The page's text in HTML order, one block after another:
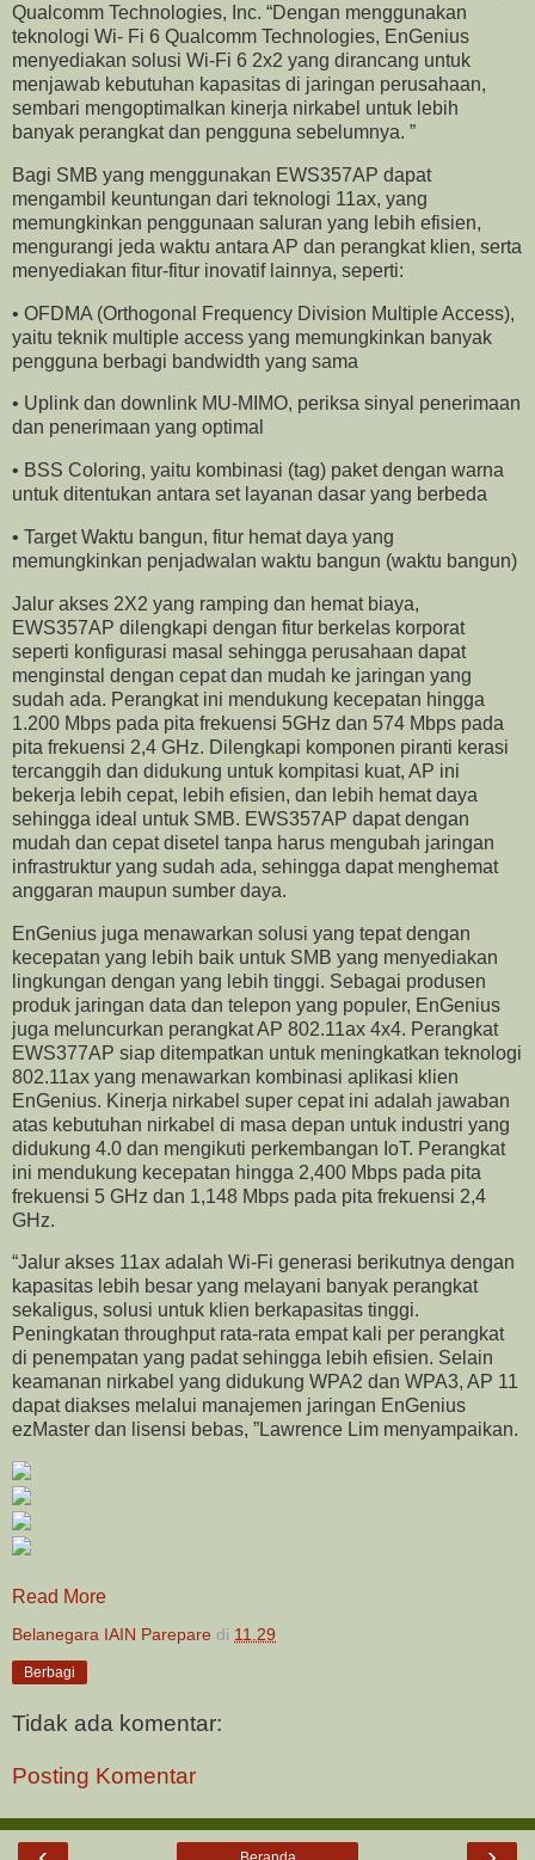
Qualcomm Technologies, Inc. “Dengan menggunakan
teknologi Wi- Fi 6 Qualcomm Technologies, EnGenius
menyediakan solusi Wi-Fi 6 2x2 yang dirancang untuk
menjawab kebutuhan kapasitas di jaringan perusahaan,
sembari mengoptimalkan kinerja nirkabel untuk lebih
banyak perangkat dan pengguna sebelumnya. ”
Bagi SMB yang menggunakan EWS357AP dapat
mengambil keuntungan dari teknologi 11ax, yang
memungkinkan penggunaan saluran yang lebih efisien,
mengurangi jeda waktu antara AP dan perangkat klien, serta
menyediakan fitur-fitur inovatif lainnya, seperti:
• OFDMA (Orthogonal Frequency Division Multiple Access),
yaitu teknik multiple access yang memungkinkan banyak
pengguna berbagi bandwidth yang sama
• Uplink dan downlink MU-MIMO, periksa sinyal penerimaan
dan penerimaan yang optimal
• BSS Coloring, yaitu kombinasi (tag) paket dengan warna
untuk ditentukan antara set layanan dasar yang berbeda
• Target Waktu bangun, fitur hemat daya yang
memungkinkan penjadwalan waktu bangun (waktu bangun)
Jalur akses 2X2 yang ramping dan hemat biaya,
EWS357AP dilengkapi dengan fitur berkelas korporat
seperti konfigurasi masal sehingga perusahaan dapat
menginstal dengan cepat dan mudah ke jaringan yang
sudah ada. Perangkat ini mendukung kecepatan hingga
1.200 Mbps pada pita frekuensi 5GHz dan 574 Mbps pada
pita frekuensi 2,4 GHz. Dilengkapi komponen piranti kerasi
tercanggih dan didukung untuk kompitasi kuat, AP ini
bekerja lebih cepat, lebih efisien, dan lebih hemat daya
sehingga ideal untuk SMB. EWS357AP dapat dengan
mudah dan cepat disetel tanpa harus mengubah jaringan
infrastruktur yang sudah ada, sehingga dapat menghemat
anggaran maupun sumber daya.
EnGenius juga menawarkan solusi yang tepat dengan
kecepatan yang lebih baik untuk SMB yang menyediakan
lingkungan dengan yang lebih tinggi. Sebagai produsen
produk jaringan data dan telepon yang populer, EnGenius
juga meluncurkan perangkat AP 802.11ax 4x4. Perangkat
EWS377AP siap ditempatkan untuk meningkatkan teknologi
802.11ax yang menawarkan kombinasi aplikasi klien
EnGenius. Kinerja nirkabel super cepat ini adalah jawaban
atas kebutuhan nirkabel di masa depan untuk industri yang
didukung 4.0 dan mengikuti perkembangan IoT. Perangkat
ini mendukung kecepatan hingga 2,400 Mbps pada pita
frekuensi 5 GHz dan 1,148 Mbps pada pita frekuensi 2,4
GHz.
“Jalur akses 11ax adalah Wi-Fi generasi berikutnya dengan
kapasitas lebih besar yang melayani banyak perangkat
sekaligus, solusi untuk klien berkapasitas tinggi.
Peningkatan throughput rata-rata empat kali per perangkat
di penempatan yang padat sehingga lebih efisien. Selain
keamanan nirkabel yang didukung WPA2 dan WPA3, AP 11
dapat diakses melalui manajemen jaringan EnGenius
ezMaster dan lisensi bebas, ”Lawrence Lim menyampaikan.
Read More
Belanegara IAIN Parepare di 11.29
Berbagi
Tidak ada komentar:
Posting Komentar